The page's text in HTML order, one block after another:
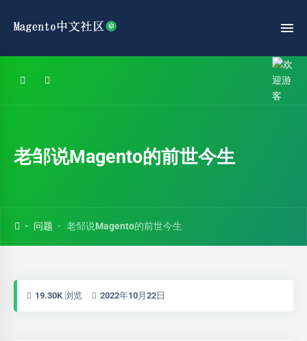
老邹说Magento的前世今生
问题 老邹说Magento的前世今生
19.30K 浏览 2022年10月22日